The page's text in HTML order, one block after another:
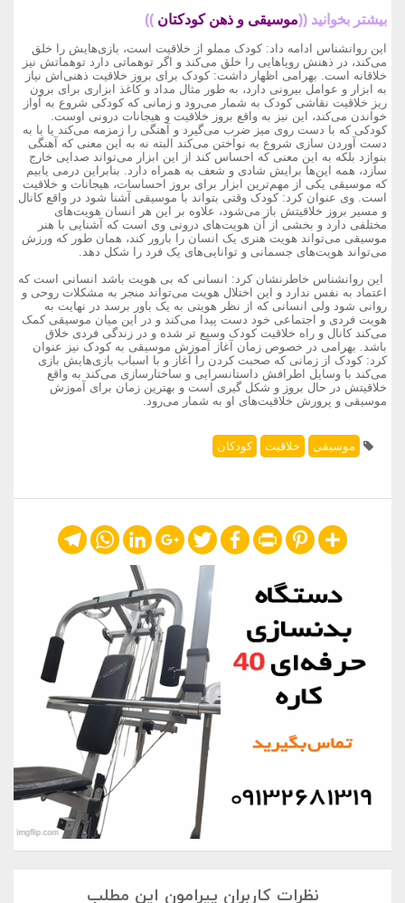
بیشتر بخوانید ((موسیقی و ذهن کودکتان ))
این روانشناس ادامه داد: کودک مملو از خلاقیت است، بازی‌هایش را خلق
می‌کند، در ذهنش رویاهایی را خلق می‌کند و اگر توهماتی دارد توهماتش نیز
خلاقانه است. بهرامی اظهار داشت: کودک برای بروز خلاقیت ذهنی‌اش نیاز
به ابزار و عوامل بیرونی دارد، به طور مثال مداد و کاغذ ابزاری برای برون
ریز خلاقیت نقاشی کودک به شمار می‌رود و زمانی که کودکی شروع به آواز
خواندن می‌کند، این نیز به واقع بروز خلاقیت و هیجانات درونی اوست.
کودکی که با دست روی میز ضرب می‌گیرد و آهنگی را زمزمه می‌کند یا با به
دست آوردن سازی شروع به نواختن می‌کند البته نه به این معنی که آهنگی
بنوازد بلکه به این معنی که احساس کند از این ابزار می‌تواند صدایی خارج
سازد، همه این‌ها برایش شادی و شعف به همراه دارد. بنابراین درمی یابیم
که موسیقی یکی از مهم‌ترین ابزار برای بروز احساسات، هیجانات و خلاقیت
است. وی عنوان کرد: کودک وقتی بتواند با موسیقی آشنا شود در واقع کانال
و مسیر بروز خلاقیتش باز می‌شود، علاوه بر این هر انسان هویت‌های
مختلفی دارد و بخشی از آن هویت‌های درونی وی است که آشنایی با هنر
موسیقی می‌تواند هویت هنری یک انسان را بارور کند، همان طور که ورزش
می‌تواند هویت‌های جسمانی و توانایی‌های یک فرد را شکل دهد.
این روانشناس خاطرنشان کرد: انسانی که بی هویت باشد انسانی است که
اعتماد به نفس ندارد و این اختلال هویت می‌تواند منجر به مشکلات روحی و
روانی شود ولی انسانی که از نظر هویتی به یک باور برسد در نهایت به
هویت فردی و اجتماعی خود دست پیدا می‌کند و در این میان موسیقی کمک
می‌کند کانال و راه خلاقیت کودک وسیع تر شده و در زندگی فردی خلاق
باشد. بهرامی در خصوص زمان آغاز آموزش موسیقی به کودک نیز عنوان
کرد: کودک از زمانی که صحبت کردن را آغاز و با اسباب بازی‌هایش بازی
می‌کند با وسایل اطرافش داستانسرایی و ساختارسازی می‌کند به واقع
خلاقیتش در حال بروز و شکل گیری است و بهترین زمان برای آموزش
موسیقی و پرورش خلاقیت‌های او به شمار می‌رود.
موسیقی خلاقیت کودکان
Share
Pinterest
Print
Facebook
Twitter
Google+
LinkedIn
WhatsApp
Telegram
نظرات کاربران پیرامون این مطلب